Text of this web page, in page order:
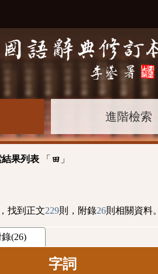
進階檢索
果列表 「 田 」
找到正文229則，附錄26則相關資料。
錄(26)
字詞